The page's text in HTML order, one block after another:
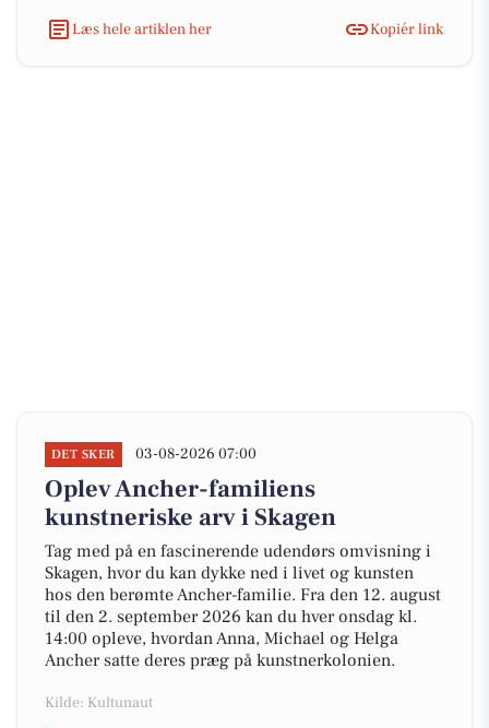
Læs hele artiklen her
Kopiér link
DET SKER 03-08-2026 07:00
Oplev Ancher-familiens
kunstneriske arv i Skagen
Tag med på en fascinerende udendørs omvisning i
Skagen, hvor du kan dykke ned i livet og kunsten
hos den berømte Ancher-familie. Fra den 12. august
til den 2. september 2026 kan du hver onsdag kl.
14:00 opleve, hvordan Anna, Michael og Helga
Ancher satte deres præg på kunstnerkolonien.
Kilde: Kultunaut